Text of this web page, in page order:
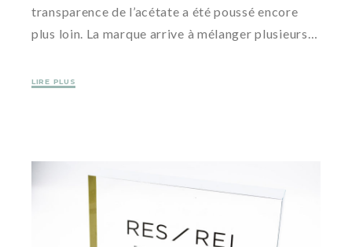
transparence de l’acétate a été poussé encore
plus loin. La marque arrive à mélanger plusieurs…
LIRE PLUS